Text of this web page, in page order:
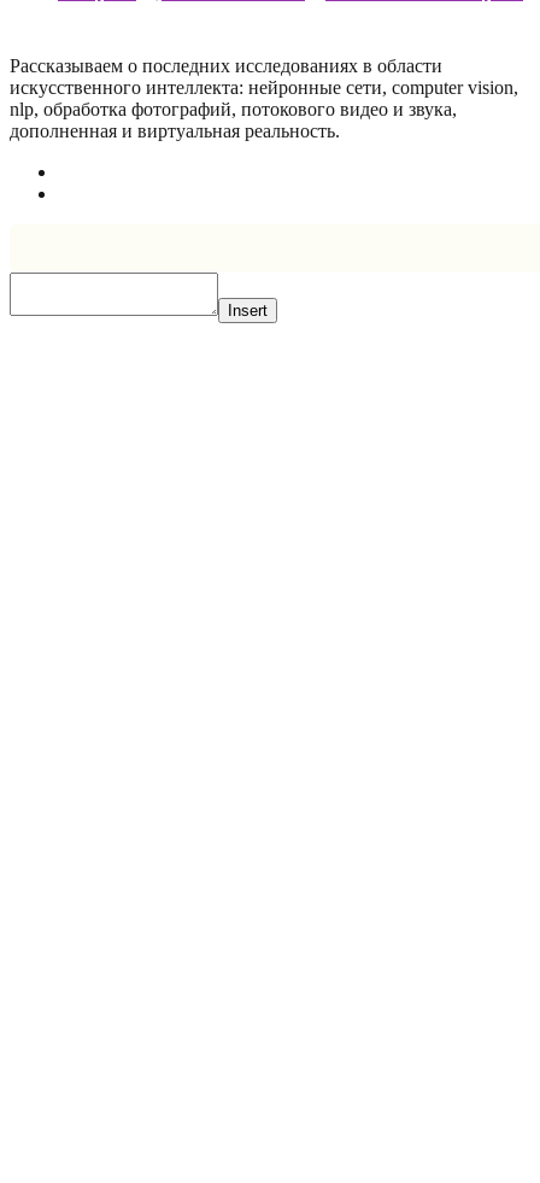
Рассказываем о последних исследованиях в области
искусcтвенного интеллекта: нейронные сети, computer vision,
nlp, обработка фотографий, потокового видео и звука,
дополненная и виртуальная реальность.
Insert